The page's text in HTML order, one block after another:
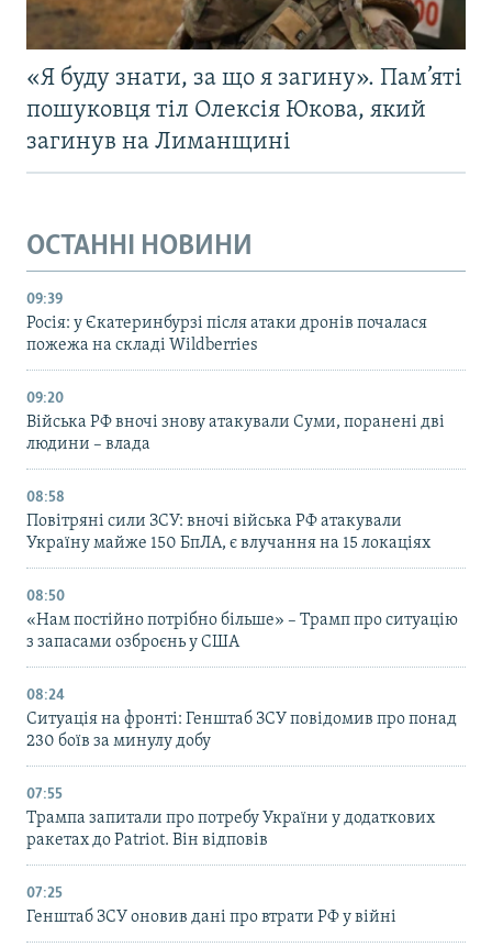
«Я буду знати, за що я загину». Пам’яті
пошуковця тіл Олексія Юкова, який
загинув на Лиманщині
ОСТАННІ НОВИНИ
09:39
Росія: у Єкатеринбурзі після атаки дронів почалася
пожежа на складі Wildberries
09:20
Війська РФ вночі знову атакували Суми, поранені дві
людини – влада
08:58
Повітряні сили ЗСУ: вночі війська РФ атакували
Україну майже 150 БпЛА, є влучання на 15 локаціях
08:50
«Нам постійно потрібно більше» – Трамп про ситуацію
з запасами озброєнь у США
08:24
Ситуація на фронті: Генштаб ЗСУ повідомив про понад
230 боїв за минулу добу
07:55
Трампа запитали про потребу України у додаткових
ракетах до Patriot. Він відповів
07:25
Генштаб ЗСУ оновив дані про втрати РФ у війні